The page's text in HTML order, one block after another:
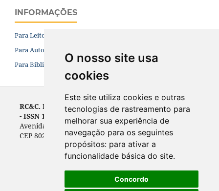
O nosso site usa
cookies
Este site utiliza cookies e outras
tecnologias de rastreamento para
melhorar sua experiência de
navegação para os seguintes
propósitos: para ativar a
funcionalidade básica do site.
Concordo
INFORMAÇÕES
Para Leitores
Para Autores
Para Bibliotecários
RC&C. Revista de Contabilidade e Controladoria
- ISSN 1984-6266
Avenida Prefeito Lothário Meissner, 632 - Campus III
CEP 80210-070, Curitiba, PR, Brasil